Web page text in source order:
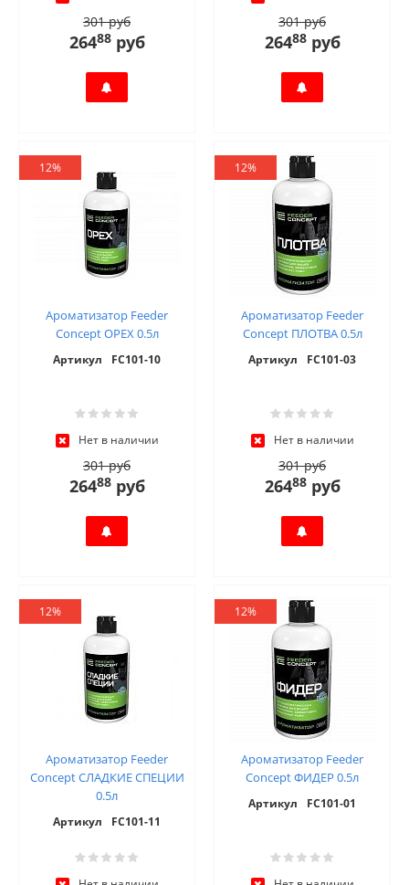
301 руб
26488руб
301 руб
26488руб
12%
Ароматизатор Feeder
Concept ОРЕХ 0.5л
Артикул FC101-10
Нет в наличии
301 руб
26488руб
12%
Ароматизатор Feeder
Concept ПЛОТВА 0.5л
Артикул FC101-03
Нет в наличии
301 руб
26488руб
12%
Ароматизатор Feeder
Concept СЛАДКИЕ СПЕЦИИ
0.5л
Артикул FC101-11
12%
Ароматизатор Feeder
Concept ФИДЕР 0.5л
Артикул FC101-01